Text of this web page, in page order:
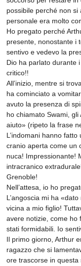
possibile perché non
personale era molto
Ho pregato perché
presente, nonostante i
sentivo e vedevo la
Dio ha parlato durante
critico!!
All’inizio, mentre si
ha cominciato a
avuto la presenza di
ho chiamato Swami,
aiuto» (ripeto la frase
L’indomani hanno
cranio aperta come un
nuca! Impressionante!
intracranico
Grenoble!
Nell’attesa, io ho
L’angoscia mi ha
vicina a mio figlio!
avere notizie, come ho
stati formidabili. Io
Il primo giorno, Arthur
ragazzo che si
ore trascorse in